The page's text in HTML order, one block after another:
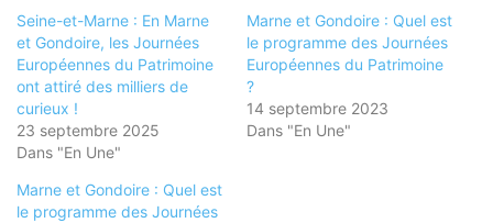
Seine-et-Marne : En Marne
et Gondoire, les Journées
Européennes du Patrimoine
ont attiré des milliers de
curieux !
23 septembre 2025
Dans "En Une"
Marne et Gondoire : Quel est
le programme des Journées
Européennes du Patrimoine
?
14 septembre 2023
Dans "En Une"
Marne et Gondoire : Quel est
le programme des Journées